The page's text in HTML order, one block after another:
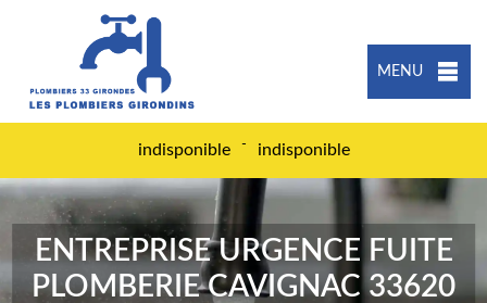
MENU
indisponible - indisponible
ENTREPRISE URGENCE FUITE
PLOMBERIE CAVIGNAC 33620